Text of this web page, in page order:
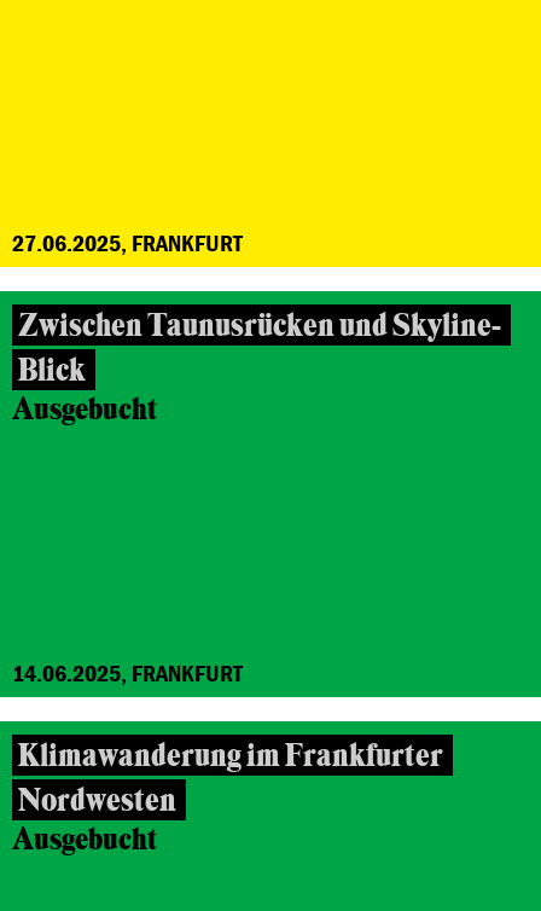
27.06.2025, FRANKFURT
Zwischen Taunusrücken und Skyline-
Blick
Ausgebucht
14.06.2025, FRANKFURT
Klimawanderung im Frankfurter
Nordwesten
Ausgebucht